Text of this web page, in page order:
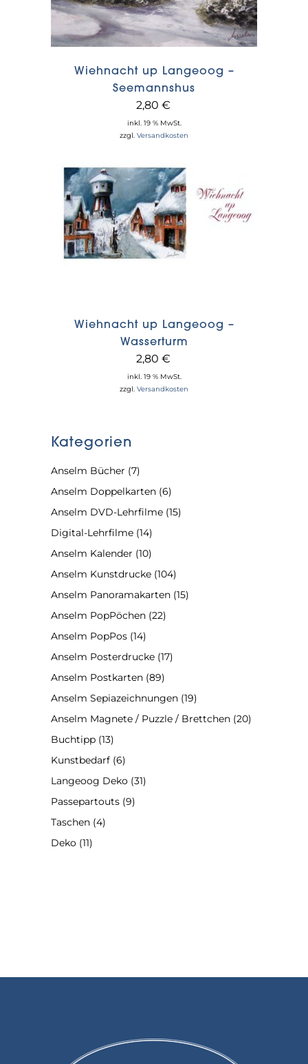
Wiehnacht up Langeoog –
Seemannshus
2,80 €
inkl. 19 % MwSt.
zzgl. Versandkosten
Wiehnacht up Langeoog –
Wasserturm
2,80 €
inkl. 19 % MwSt.
zzgl. Versandkosten
Kategorien
Anselm Bücher (7)
Anselm Doppelkarten (6)
Anselm DVD-Lehrfilme (15)
Digital-Lehrfilme (14)
Anselm Kalender (10)
Anselm Kunstdrucke (104)
Anselm Panoramakarten (15)
Anselm PopPöchen (22)
Anselm PopPos (14)
Anselm Posterdrucke (17)
Anselm Postkarten (89)
Anselm Sepiazeichnungen (19)
Anselm Magnete / Puzzle / Brettchen (20)
Buchtipp (13)
Kunstbedarf (6)
Langeoog Deko (31)
Passepartouts (9)
Taschen (4)
Deko (11)